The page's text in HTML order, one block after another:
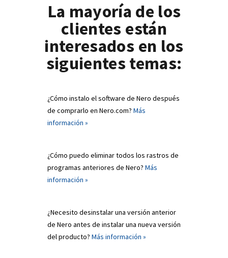
La mayoría de los
clientes están
interesados en los
siguientes temas:
¿Cómo instalo el software de Nero después
de comprarlo en Nero.com? Más
información »
¿Cómo puedo eliminar todos los rastros de
programas anteriores de Nero? Más
información »
¿Necesito desinstalar una versión anterior
de Nero antes de instalar una nueva versión
del producto? Más información »